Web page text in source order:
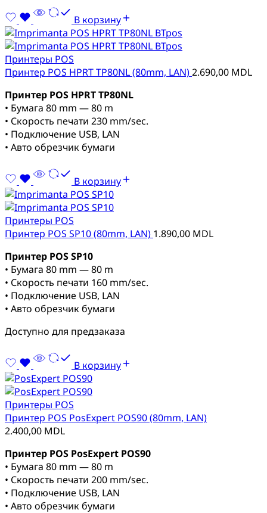
В корзину
Принтеры POS
Принтер POS HPRT TP80NL (80mm, LAN)2.690,00 MDL
Принтер POS HPRT TP80NL
• Бумага 80 mm — 80 m
• Скорость печати 230 mm/sec.
• Подключение USB, LAN
• Авто обрезчик бумаги
В корзину
Принтеры POS
Принтер POS SP10 (80mm, LAN) 1.890,00 MDL
Принтер POS SP10
• Бумага 80 mm — 80 m
• Скорость печати 160 mm/sec.
• Подключение USB, LAN
• Авто обрезчик бумаги
Доступно для предзаказа
В корзину
Принтеры POS
Принтер POS PosExpert POS90 (80mm, LAN)
2.400,00 MDL
Принтер POS PosExpert POS90
• Бумага 80 mm — 80 m
• Скорость печати 200 mm/sec.
• Подключение USB, LAN
• Авто обрезчик бумаги